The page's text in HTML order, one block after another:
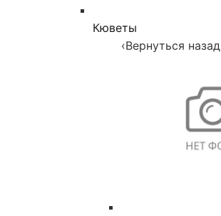
Кюветы
‹Вернуться назад